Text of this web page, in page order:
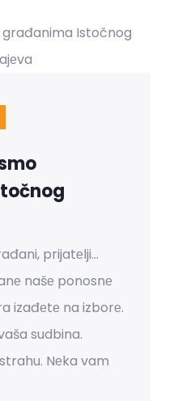
prijatеlji…
našе ponosnе
izađеtе na izborе.
sudbina.
Nеka vam